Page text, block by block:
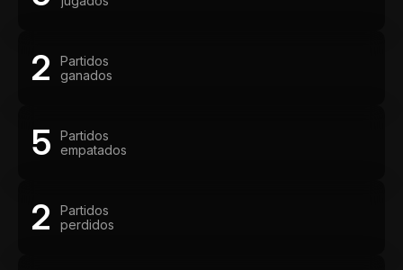
2
Partidos
ganados
5
Partidos
empatados
2
Partidos
perdidos